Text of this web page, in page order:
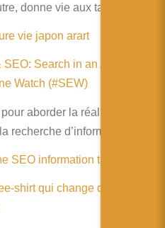
donne vie aux tableaux
vie japon arart
Search in an Annotated
Watch (#SEW)
aborder la réalité
recherche d’informations
SEO information trie
shirt qui change de look